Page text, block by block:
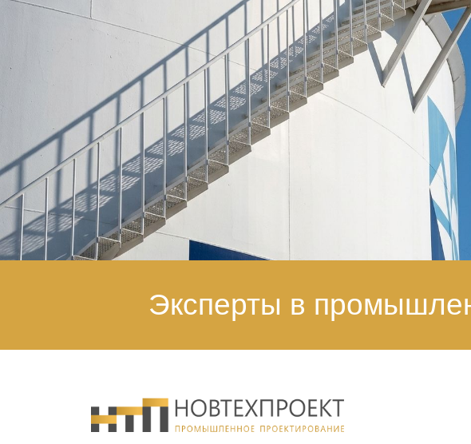
комплексы.
Механобр инжиниринг
Генеральный директор - Е.М.Шендерович
Эксперты в